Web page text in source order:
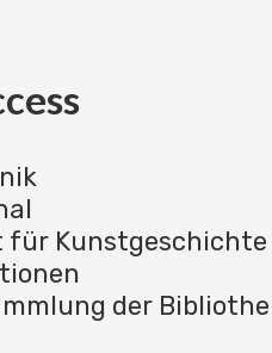
Kunstgeschichte
der